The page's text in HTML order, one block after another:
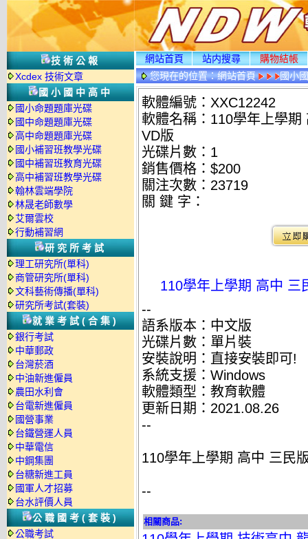
技術公報
Xcdex 技術文章
國小國中高中
國小命題題庫光碟
國中命題題庫光碟
高中命題題庫光碟
國小補習班教學光碟
國中補習班教育光碟
高中補習班教學光碟
翰林雲端學院
林晟老師數學
艾爾雲校
行動補習網
研究所考試
理工研究所(單科)
商管研究所(單科)
文科藝術傳播(單科)
研究所考試(套裝)
就業考試(合集)
銀行考試
中華郵政
台灣菸酒
中油新進僱員
農田水利會
台電新進僱員
國營事業
台鐵營運人員
中華電信
中鋼集團
台糖新進工員
國軍人才招募
台水評價人員
公職國考(套裝)
公職考試
網站首頁 站内搜尋
購物結帳
您現在的位置：網站首頁 國小
軟體編號：XXC12242
軟體名稱：110學年上學
VD版
光碟片數：1
銷售價格：$200
關注次數： 23719
關 鍵 字：
110學年上學期 高中 三
--
語系版本：中文版
光碟片數：單片裝
安裝說明：直接安裝即可!
系統支援：Windows
軟體類型：教育軟體
更新日期：2021.08.26
--
110學年上學期 高中 三民
--
相關商品: